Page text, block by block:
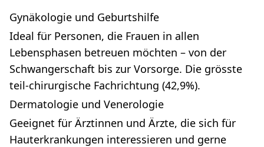
Gynäkologie und Geburtshilfe
Ideal für Personen, die Frauen in allen
Lebensphasen betreuen möchten – von der
Schwangerschaft bis zur Vorsorge. Die grösste
teil-chirurgische Fachrichtung (42,9%).
Dermatologie und Venerologie
Geeignet für Ärztinnen und Ärzte, die sich für
Hauterkrankungen interessieren und gerne